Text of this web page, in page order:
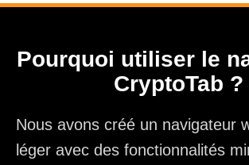
Pourquoi utiliser le
CryptoTab ?
Nous avons créé un navigateur
léger avec des fonctionnalités